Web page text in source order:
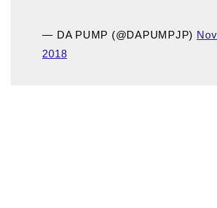
— DA PUMP (@DAPUMPJP)
2018